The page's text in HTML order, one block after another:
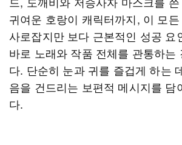
귀여운 호랑이 캐릭터까지, 이 모
사로잡지만 보다 근본적인 성공 요
바로 노래와 작품 전체를 관통하는
다. 단순히 눈과 귀를 즐겁게 하는
음을 건드리는 보편적 메시지를 담
다.